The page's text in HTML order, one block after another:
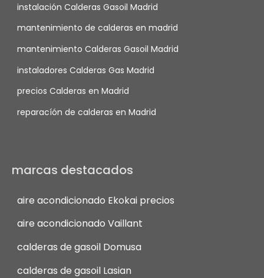
instalación Calderas Gasoil Madrid
mantenimiento de calderas en madrid
mantenimiento Calderas Gasoil Madrid
instaladores Calderas Gas Madrid
precios Calderas en Madrid
reparacíón de calderas en Madrid
marcas destacados
aire acondicionado Ekokai precios
aire acondicionado Vaillant
calderas de gasoil Domusa
calderas de gasoil Lasian